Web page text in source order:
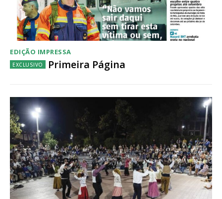
EDIÇÃO IMPRESSA
Primeira Página